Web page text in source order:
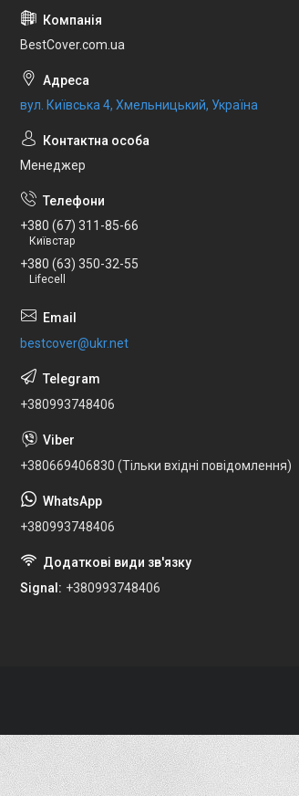
BestCover.com.ua
вул. Київська 4, Хмельницький, Україна
Менеджер
+380 (67) 311-85-66
Київстар
+380 (63) 350-32-55
Lifecell
bestcover@ukr.net
+380993748406
+380669406830 (Тільки вхідні повідомлення)
+380993748406
Signal +380993748406